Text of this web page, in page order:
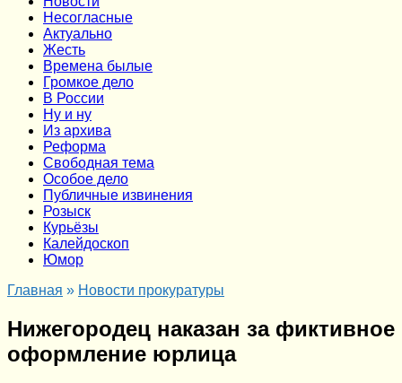
Несогласные
Актуально
Жесть
Времена былые
Громкое дело
В России
Ну и ну
Из архива
Реформа
Cвободная тема
Особое дело
Публичные извинения
Розыск
Курьёзы
Калейдоскоп
Юмор
Главная » Новости прокуратуры
Нижегородец наказан за фиктивное
оформление юрлица